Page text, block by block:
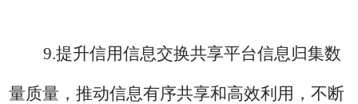
9.提升信用信息交换共享平台信息归集数
量质量，推动信息有序共享和高效利用，不断